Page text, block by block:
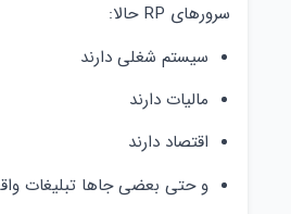
سرورهای RP حالا:
سیستم شغلی دارند
مالیات دارند
اقتصاد دارند
و حتی بعضی جاها تبلیغات